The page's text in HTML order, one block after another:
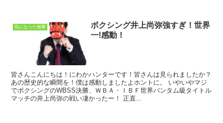
気になった物事
ボクシング井上尚弥強すぎ！世界
一!感動！
皆さんこんにちは！にわかハンターです！皆さんは見られましたか？
あの歴史的な瞬間を！僕は感動しましたよホントに。 いやいやマジ
でボクシングのWBSS決勝、ＷＢＡ・ＩＢＦ世界バンタム級タイトル
マッチの井上尚弥の戦い凄かったー！ 正直...